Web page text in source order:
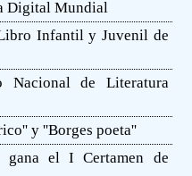
Digital Mundial
Infantil y Juvenil de
Nacional de Literatura
y ''Borges poeta''
gana el I Certamen de